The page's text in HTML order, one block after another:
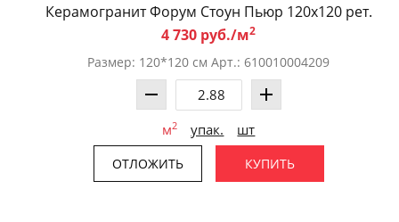
Керамогранит Форум Стоун Пьюр 120x120 рет.
4 730 руб./м2
Размер: 120*120 см Арт.: 610010004209
м2 упак. шт
ОТЛОЖИТЬ КУПИТЬ